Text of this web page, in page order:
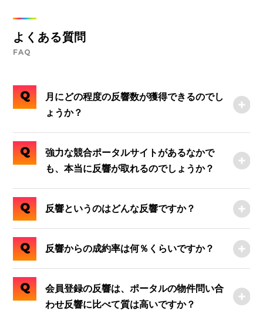
よくある質問
FAQ
Q
月にどの程度の反響数が獲得できるのでし
ょうか？
Q
強力な競合ポータルサイトがあるなかで
も、本当に反響が取れるのでしょうか？
Q 反響というのはどんな反響ですか？
Q 反響からの成約率は何％くらいですか？
Q
会員登録の反響は、ポータルの物件問い合
わせ反響に比べて質は高いですか？